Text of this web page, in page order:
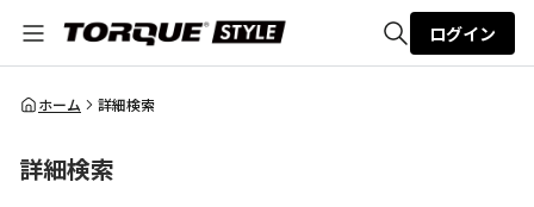
全体検索
ログイン
ホーム 詳細検索
詳細検索